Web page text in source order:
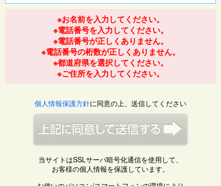
※お名前を入力してください。
※電話番号を入力してください。
※電話番号が正しくありません。
※電話番号の桁数が正しくありません。
※都道府県を選択してください。
※ご住所を入力してください。
個人情報保護方針に同意の上、送信してください
当サイトはSSLサーバ暗号化通信を使用して、
お客様の個人情報を保護しています。